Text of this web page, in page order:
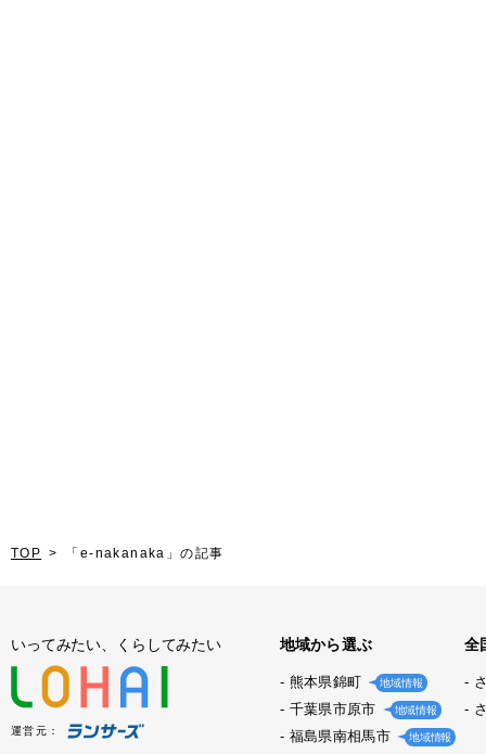
TOP 「e-nakanaka」の記事
いってみたい、くらしてみたい
運営元：
地域から選ぶ
熊本県錦町 地域情報
千葉県市原市 地域情報
福島県南相馬市 地域情報
全